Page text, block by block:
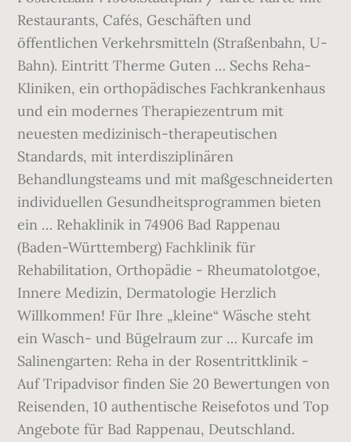
Restaurants, Cafés, Geschäften und
öffentlichen Verkehrsmitteln (Straßenbahn, U-
Bahn). Eintritt Therme Guten … Sechs Reha-
Kliniken, ein orthopädisches Fachkrankenhaus
und ein modernes Therapiezentrum mit
neuesten medizinisch-therapeutischen
Standards, mit interdisziplinären
Behandlungsteams und mit maßgeschneiderten
individuellen Gesundheitsprogrammen bieten
ein … Rehaklinik in 74906 Bad Rappenau
(Baden-Württemberg) Fachklinik für
Rehabilitation, Orthopädie - Rheumatolotgoe,
Innere Medizin, Dermatologie Herzlich
Willkommen! Für Ihre „kleine“ Wäsche steht
ein Wasch- und Bügelraum zur … Kurcafe im
Salinengarten: Reha in der Rosentrittklinik -
Auf Tripadvisor finden Sie 20 Bewertungen von
Reisenden, 10 authentische Reisefotos und Top
Angebote für Bad Rappenau, Deutschland.